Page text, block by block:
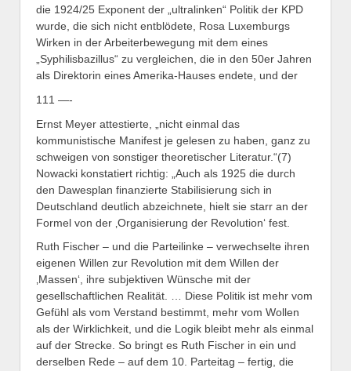
die 1924/25 Exponent der „ultralinken“ Politik der KPD
wurde, die sich nicht entblödete, Rosa Luxemburgs
Wirken in der Arbeiterbewegung mit dem eines
„Syphilisbazillus“ zu vergleichen, die in den 50er Jahren
als Direktorin eines Amerika-Hauses endete, und der
111 —-
Ernst Meyer attestierte, „nicht einmal das
kommunistische Manifest je gelesen zu haben, ganz zu
schweigen von sonstiger theoretischer Literatur.“(7)
Nowacki konstatiert richtig: „Auch als 1925 die durch
den Dawesplan finanzierte Stabilisierung sich in
Deutschland deutlich abzeichnete, hielt sie starr an der
Formel von der ‚Organisierung der Revolution‘ fest.
Ruth Fischer – und die Parteilinke – verwechselte ihren
eigenen Willen zur Revolution mit dem Willen der
‚Massen‘, ihre subjektiven Wünsche mit der
gesellschaftlichen Realität. … Diese Politik ist mehr vom
Gefühl als vom Verstand bestimmt, mehr vom Wollen
als der Wirklichkeit, und die Logik bleibt mehr als einmal
auf der Strecke. So bringt es Ruth Fischer in ein und
derselben Rede – auf dem 10. Parteitag – fertig, die